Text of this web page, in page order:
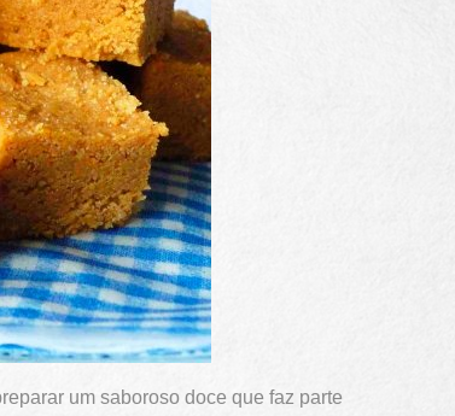
um saboroso doce que faz parte